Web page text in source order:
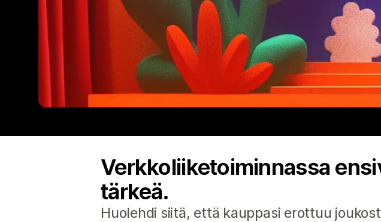
Verkkoliiketoiminnassa
tärkeä.
Huolehdi siitä, että kauppasi erottuu